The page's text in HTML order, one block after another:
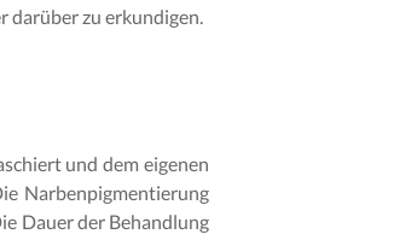
darüber zu erkundigen.
und dem eigenen
Narbenpigmentierung
Dauer der Behandlung